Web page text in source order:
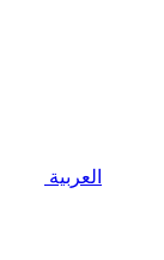
العربية